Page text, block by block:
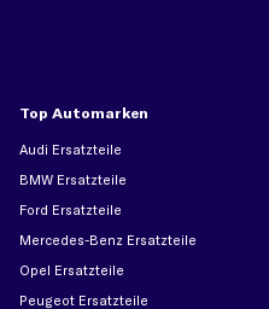
Top Automarken
Audi Ersatzteile
BMW Ersatzteile
Ford Ersatzteile
Mercedes-Benz Ersatzteile
Opel Ersatzteile
Peugeot Ersatzteile